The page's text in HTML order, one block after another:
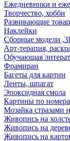
Ежедневники и
Творчество, хобби
Развивающие
Наклейки
Сборные модели
Арт-терапия,
Обучающая
Фоамиран
Багеты для картин
Ленты, шпагат
Эпоксидная смола
Картины по
Мозайка стразами
Живопись на
Живопись на
Живопись на